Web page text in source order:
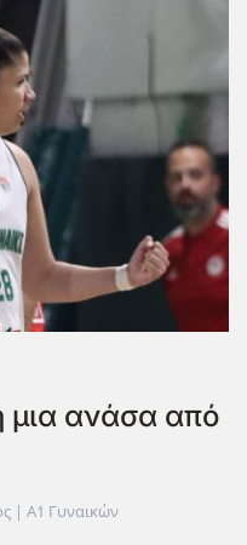
ανάσα από
| Α1 Γυναικών